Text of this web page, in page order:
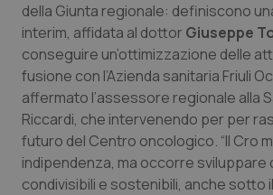
Emilia-Romagna
Friuli Venezia Giulia
Lazio
Liguria
Colesterolo & coronaropatie
Dermatite Atopica
Diabete & glucometri
Disturbi dell’umore
della Giunta regionale: definiscono
interim, affidata al dottor Giuseppe
conseguire un’ottimizzazione delle
fusione con l’Azienda sanitaria Friuli
affermato l’assessore regionale alla
Riccardi, che intervenendo per per
futuro del Centro oncologico. “Il Cro
indipendenza, ma occorre sviluppare
condivisibili e sostenibili, anche sotto